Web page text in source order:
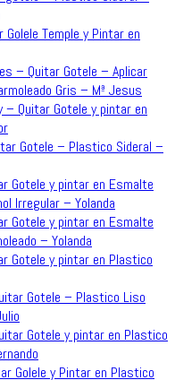
Temple y Pintar en
– Quitar Gotele – Aplicar
Gris – Mª Jesus
– Quitar Gotele y pintar en
Gotele – Plastico Sideral –
Gotele y pintar en Esmalte
Irregular – Yolanda
Gotele y pintar en Esmalte
– Yolanda
Gotele y pintar en Plastico
Gotele – Plastico Liso
Gotele y pintar en Plastico
Golele y Pintar en Plastico